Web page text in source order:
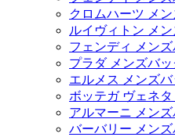
クロムハーツ メ
ルイヴィトン メ
フェンディ メン
プラダ メンズバッ
エルメス メンズ
ボッテガ ヴェネ
アルマーニ メン
バーバリー メン